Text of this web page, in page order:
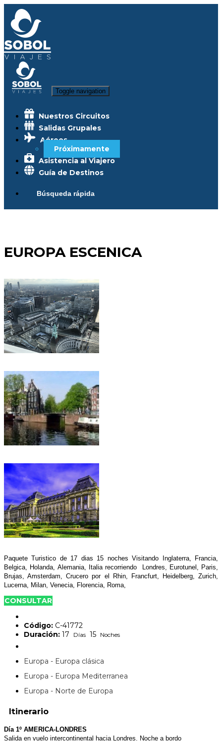
Toggle navigation
Nuestros Circuitos
Salidas Grupales
Aéreos
Próximamente
Asistencia al Viajero
Guía de Destinos
Búsqueda rápida
EUROPA ESCENICA
Paquete Turistico de 17 dias 15 noches Visitando Inglaterra, Francia,
Belgica, Holanda, Alemania, Italia recorriendo Londres, Eurotunel, Paris,
Brujas, Amsterdam, Crucero por el Rhin, Francfurt, Heidelberg, Zurich,
Lucerna, Milan, Venecia, Florencia, Roma,
CONSULTAR
Código: C-41772
Duración: 17 Días 15 Noches
Europa - Europa clásica
Europa - Europa Mediterranea
Europa - Norte de Europa
Itinerario
Día 1º AMERICA-LONDRES
Salida en vuelo intercontinental hacia Londres. Noche a bordo